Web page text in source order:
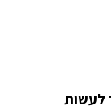
לעשות